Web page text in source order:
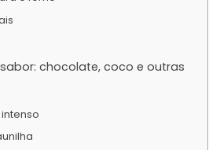
chocolate, coco e outras